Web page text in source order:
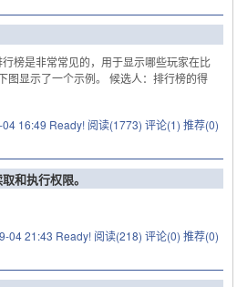
榜是非常常见的，用于显示哪些玩家在比
图显示了一个示例。 候选人：排行榜的得
16:49 Ready! 阅读(1773) 评论(1) 推荐(0)
和执行权限。
04 21:43 Ready! 阅读(218) 评论(0) 推荐(0)